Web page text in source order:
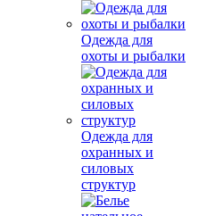
Одежда для
охоты и рыбалки
Одежда для
охранных и
силовых
структур